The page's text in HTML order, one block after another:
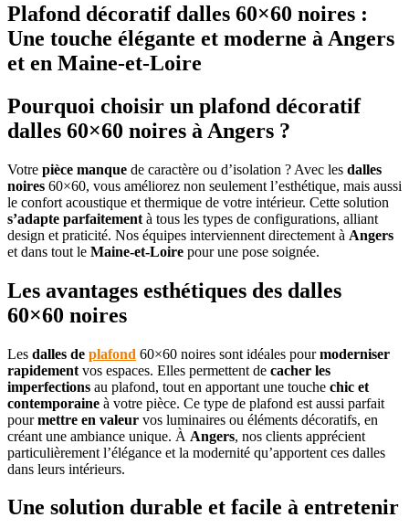
Plafond décoratif dalles 60×60 noires :
Une touche élégante et moderne à Angers
et en Maine-et-Loire
Pourquoi choisir un plafond décoratif
dalles 60×60 noires à Angers ?
Votre pièce manque de caractère ou d’isolation ? Avec les dalles
noires 60×60, vous améliorez non seulement l’esthétique, mais aussi
le confort acoustique et thermique de votre intérieur. Cette solution
s’adapte parfaitement à tous les types de configurations, alliant
design et praticité. Nos équipes interviennent directement à Angers
et dans tout le Maine-et-Loire pour une pose soignée.
Les avantages esthétiques des dalles
60×60 noires
Les dalles de plafond 60×60 noires sont idéales pourmoderniser
rapidement vos espaces. Elles permettent de cacher les
imperfections au plafond, tout en apportant une touche chic et
contemporaine à votre pièce. Ce type de plafond est aussi parfait
pourmettre en valeur vos luminaires ou éléments décoratifs, en
créant une ambiance unique. À Angers, nos clients apprécient
particulièrement l’élégance et la modernité qu’apportent ces dalles
dans leurs intérieurs.
Une solution durable et facile à entretenir